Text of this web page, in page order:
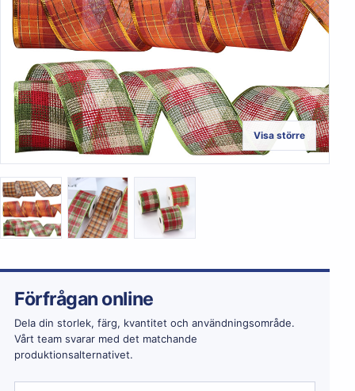
Visa större
Förfrågan online
Dela din storlek, färg, kvantitet och användningsområde.
Vårt team svarar med det matchande
produktionsalternativet.